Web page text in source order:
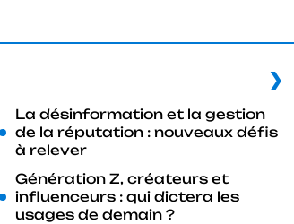
La désinformation et la gestion
de la réputation : nouveaux défis
à relever
Génération Z, créateurs et
influenceurs : qui dictera les
usages de demain ?